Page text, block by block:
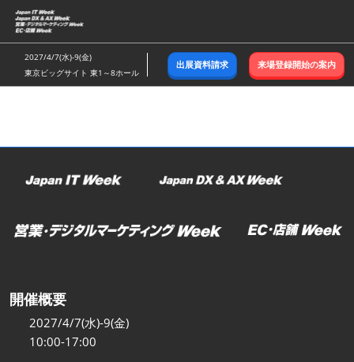
ス
キ
ッ
し
む
2027/4/7(水)-9(金)
東京ビッグサイト 東1～8ホール
出展資料請求 来場登録開始の案内
開催概要
2027/4/7(水)-9(金)
10:00-17:00